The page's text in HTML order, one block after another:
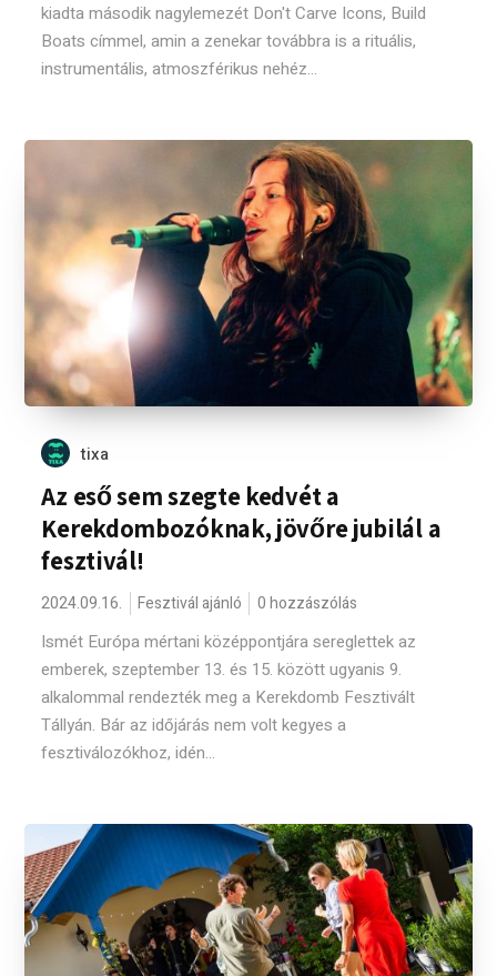
kiadta második nagylemezét Don't Carve Icons, Build
Boats címmel, amin a zenekar továbbra is a rituális,
instrumentális, atmoszférikus nehéz...
tixa
Az eső sem szegte kedvét a
Kerekdombozóknak, jövőre jubilál a
fesztivál!
2024.09.16. Fesztivál ajánló 0 hozzászólás
Ismét Európa mértani középpontjára sereglettek az
emberek, szeptember 13. és 15. között ugyanis 9.
alkalommal rendezték meg a Kerekdomb Fesztivált
Tállyán. Bár az időjárás nem volt kegyes a
fesztiválozókhoz, idén...